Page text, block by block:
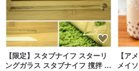
【限定】スタブナイフ スターリ
ングガラス スタブナイフ 撹拌 台
【ア
メイ